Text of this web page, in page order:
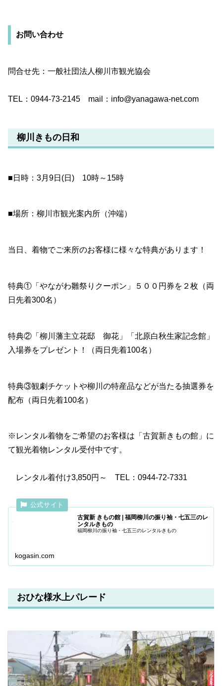
お問い合わせ
問合せ先：一般社団法人柳川市観光協会
TEL：0944-73-2145 mail：info@yanagawa-net.com
柳川きもの日和
■日時：3月9日(日) 10時～15時
■場所：柳川市観光案内所（沖端）
当日、着物でご来所のお客様に様々な特典があります！
特典①「やながわ雛祭りクーポン」５００円券を２枚（両
日先着300名）
特典②「柳川藩主立花邸 御花」「北原白秋生家記念館」
入場券をプレゼント！（両日先着100名）
特典③観劇チケットや柳川の特産品などが当たる抽選券を
配布（両日先着100名）
※レンタル着物をご希望のお客様は「古賀新きもの館」に
て観光着物レンタル受付中です。
レンタル着付け3,850円～ TEL：0944-72-7331
古賀新 きもの館 | 福岡柳川の振り袖・七五三のレ
ンタルきもの
福岡柳川の振り袖・七五三のレンタルきもの
kogasin.com
おひな様水上パレード